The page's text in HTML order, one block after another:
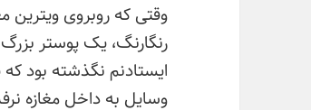
وقتی که روبروی ویترین
رنگارنگ، یک پوستر
ایستادنم نگذشته بود
وسایل به داخل مغازه